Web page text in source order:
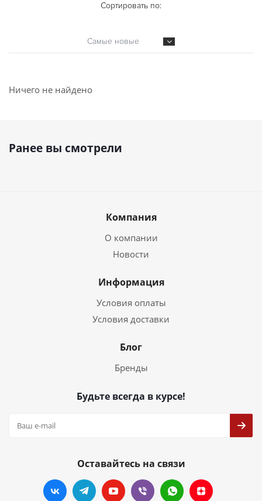
Сортировать по:
Самые новые
Ничего не найдено
Ранее вы смотрели
Компания
О компании
Новости
Информация
Условия оплаты
Условия доставки
Блог
Бренды
Будьте всегда в курсе!
Оставайтесь на связи